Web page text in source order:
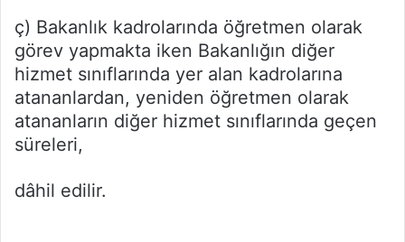
ç) Bakanlık kadrolarında öğretmen olarak
görev yapmakta iken Bakanlığın diğer
hizmet sınıflarında yer alan kadrolarına
atananlardan, yeniden öğretmen olarak
atananların diğer hizmet sınıflarında geçen
süreleri,
dâhil edilir.